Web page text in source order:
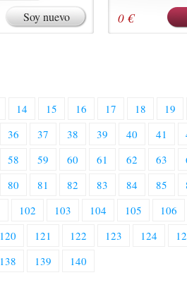
Soy nuevo 0 €
14 15 16 17 18 19
36 37 38 39 40 41
58 59 60 61 62 63
80 81 82 83 84 85
102 103 104 105 106
120 121 122 123 124
138 139 140